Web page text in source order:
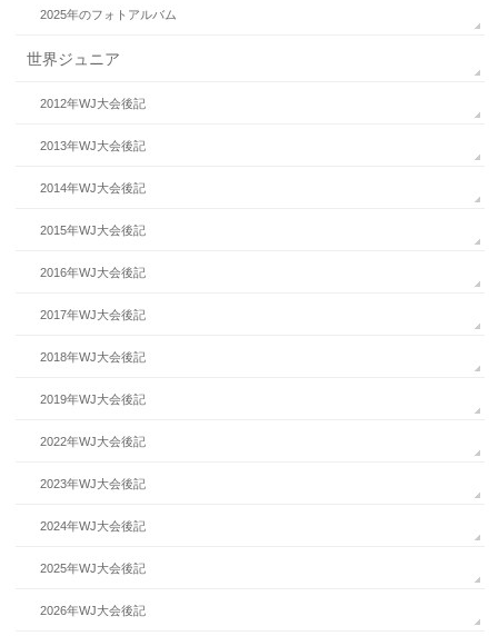
2025年のフォトアルバム
世界ジュニア
2012年WJ大会後記
2013年WJ大会後記
2014年WJ大会後記
2015年WJ大会後記
2016年WJ大会後記
2017年WJ大会後記
2018年WJ大会後記
2019年WJ大会後記
2022年WJ大会後記
2023年WJ大会後記
2024年WJ大会後記
2025年WJ大会後記
2026年WJ大会後記